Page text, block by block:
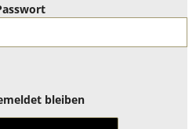
bleiben